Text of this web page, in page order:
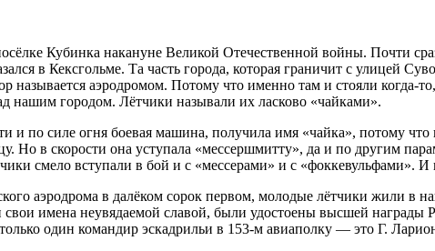
Кубинка накануне Великой Отечественной войны. Почти
в Кексгольме. Та часть города, которая граничит с улицей
называется аэродромом. Потому что именно там и стояли когда-
нашим городом. Лётчики называли их ласково «чайками».
и по силе огня боевая машина, получила имя «чайка», потому что
Но в скорости она уступала «мессершмитту», да и по другим
смело вступали в бой и с «мессерами» и с «фоккевульфами». И
аэродрома в далёком сорок первом, молодые лётчики жили в
имена неувядаемой славой, были удостоены высшей
один командир эскадрильи в 153-м авиаполку — это Г.